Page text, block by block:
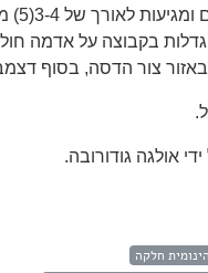
לאורך של 3-4(5) מ"מ.
בקבוצה על אדמה
צור הדסה, בסוף דצמבר
אולגה גודורובה.
חלקה